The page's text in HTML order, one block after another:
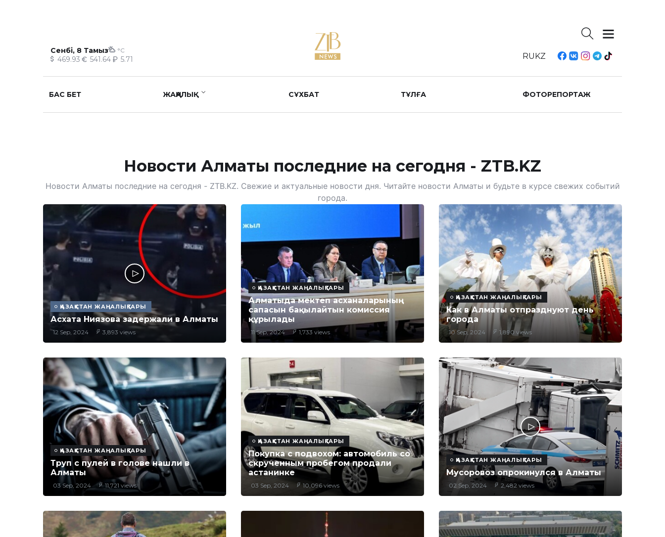
Сенбі, 8 Тамыз °C
469.93 541.64 5.71 RUKZ
БАС БЕТ ЖАҢАЛЫҚ СҰХБАТ ТҰЛҒА ФОТОРЕПОРТАЖ
Новости Алматы последние на сегодня - ZTB.KZ
Новости Алматы последние на сегодня - ZTB.KZ. Свежие и актуальные новости дня. Читайте новости Алматы и будьте в курсе свежих событий
города.
ҚАЗАҚСТАН ЖАҢАЛЫҚТАРЫ
Асхата Ниязова задержали в Алматы
12 Sep, 2024 3,893 views
ҚАЗАҚСТАН ЖАҢАЛЫҚТАРЫ
Алматыда мектеп асханаларының
сапасын бақылайтын комиссия
құрылады
11 Sep, 2024 1,733 views
ҚАЗАҚСТАН ЖАҢАЛЫҚТАРЫ
Как в Алматы отпразднуют день
города
10 Sep, 2024 1,890 views
ҚАЗАҚСТАН ЖАҢАЛЫҚТАРЫ
Труп с пулей в голове нашли в
Алматы
03 Sep, 2024 11,721 views
ҚАЗАҚСТАН ЖАҢАЛЫҚТАРЫ
Покупка с подвохом: автомобиль со
скрученным пробегом продали
астанинке
03 Sep, 2024 10,096 views
ҚАЗАҚСТАН ЖАҢАЛЫҚТАРЫ
Мусоровоз опрокинулся в Алматы
02 Sep, 2024 2,482 views